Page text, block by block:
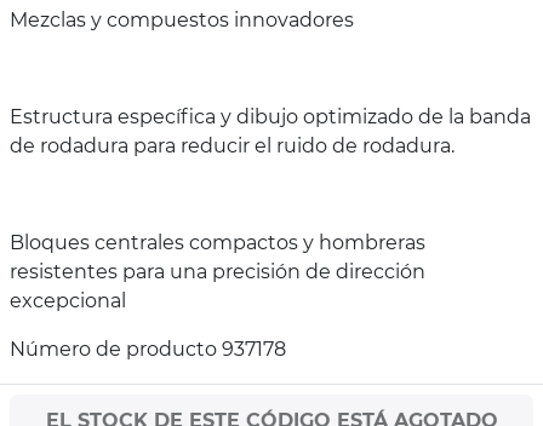
Mezclas y compuestos innovadores
Estructura específica y dibujo optimizado de la banda
de rodadura para reducir el ruido de rodadura.
Bloques centrales compactos y hombreras
resistentes para una precisión de dirección
excepcional
Número de producto 937178
EL STOCK DE ESTE CÓDIGO ESTÁ AGOTADO